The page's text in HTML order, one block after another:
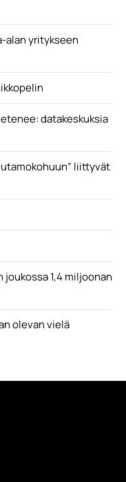
alan yritykseen
datakeskuksia
liittyvät
1,4 miljoonan
olevan vielä